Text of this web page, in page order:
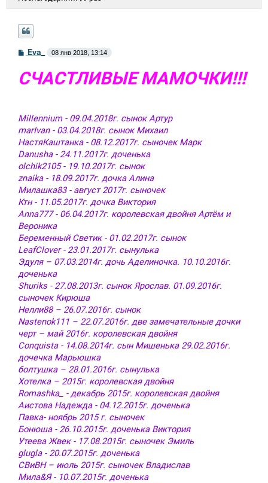
С
б
щ
е
Eva_ 08 янв 2018, 13:14
СЧАСТЛИВЫЕ МАМОЧКИ!!!
Millennium - 09.04.2018г. сынок Артур
marIvan - 03.04.2018г. сынок Михаил
НастяКаштанка - 08.12.2017г. сыночек Марк
Danusha - 24.11.2017г. доченька
olchik2105 - 19.10.2017г. сынок
znaika - 18.09.2017г. дочка Алина
Милашка83 - август 2017г. сыночек
Ктн - 11.05.2017г. дочка Виктория
Anna777 - 06.04.2017г. королевская двойня Артём и
Вероника
Беременный Светик - 01.02.2017г. сынок
LeafClover - 23.01.2017г. сынулька
Эдуля – 07.03.2014г. дочь Аделиночка. 10.10.2016г.
доченька
Shuriks - 27.08.2013г. сынок Ярослав. 01.09.2016г.
сыночек Кирюша
Нелли88 – 26.07.2016г. сынок
Nastenok111 – 22.07.2016г. две замечательные дочки
черт – май 2016г. королевская двойня
Conquista - 14.08.2014г. сын Мишенька 29.02.2016г.
дочечка Марьюшка
болтушка – 28.01.2016г. сынулька
Хотелка – 2015г. королевская двойня
Romashka_ - декабрь 2015г. королевская двойня
Аистова Надежда - 04.12.2015г. доченька
Павка- ноябрь 2015 г. сыночек
Бонюша - 26.10.2015г. доченька Виктория
Утеева Жвек - 17.08.2015г. сыночек Эмиль
glugla - 20.07.2015г. доченька
СВиВН – июль 2015г. сыночек Владислав
Мила&Я - 10.07.2015г. доченька